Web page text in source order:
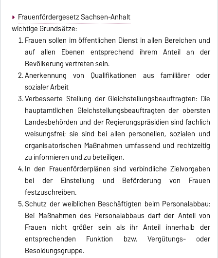
Frauenfördergesetz Sachsen-Anhalt
wichtige Grundsätze:
Frauen sollen im öffentlichen Dienst in allen Bereichen und
auf allen Ebenen entsprechend ihrem Anteil an der
Bevölkerung vertreten sein.
Anerkennung von Qualifikationen aus familiärer oder
sozialer Arbeit
Verbesserte Stellung der Gleichstellungsbeauftragten: Die
hauptamtlichen Gleichstellungsbeauftragten der obersten
Landesbehörden und der Regierungspräsidien sind fachlich
weisungsfrei; sie sind bei allen personellen, sozialen und
organisatorischen Maßnahmen umfassend und rechtzeitig
zu informieren und zu beteiligen.
In den Frauenförderplänen sind verbindliche Zielvorgaben
bei der Einstellung und Beförderung von Frauen
festzuschreiben.
Schutz der weiblichen Beschäftigten beim Personalabbau:
Bei Maßnahmen des Personalabbaus darf der Anteil von
Frauen nicht größer sein als ihr Anteil innerhalb der
entsprechenden Funktion bzw. Vergütungs- oder
Besoldungsgruppe.